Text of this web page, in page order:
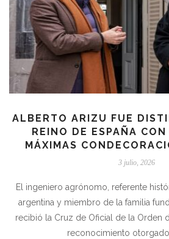
ALBERTO ARIZU FUE
REINO DE ESPAÑA
MÁXIMAS
3 julio, 2026
El ingeniero agrónomo, referente
argentina y miembro de la familia
recibió la Cruz de Oficial de la Orden
reconocimiento